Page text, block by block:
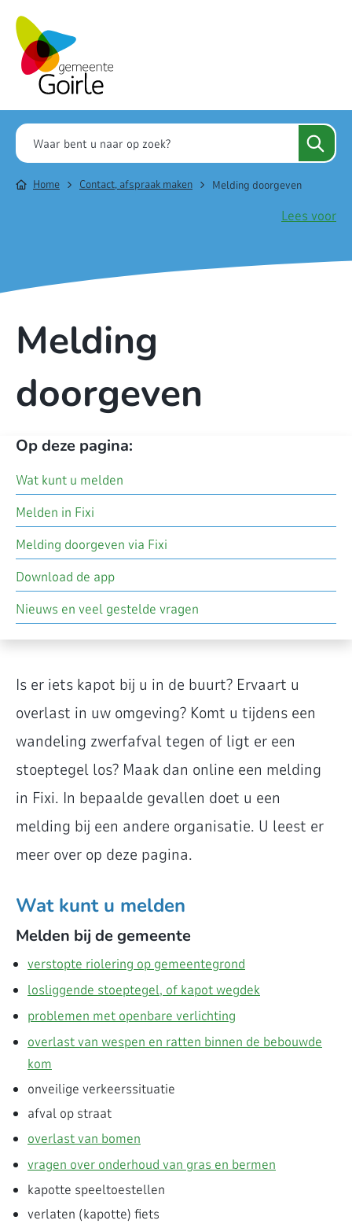
Home Contact, afspraak maken Melding doorgeven
Lees voor
Melding
doorgeven
Is er iets kapot bij u in de buurt? Ervaart u
overlast in uw omgeving? Komt u tijdens een
wandeling zwerfafval tegen of ligt er een
stoeptegel los? Maak dan online een melding
in Fixi. In bepaalde gevallen doet u een
melding bij een andere organisatie. U leest er
meer over op deze pagina.
Wat kunt u melden
Melden bij de gemeente
verstopte riolering op gemeentegrond
losliggende stoeptegel, of kapot wegdek
problemen met openbare verlichting
overlast van wespen en ratten binnen de bebouwde
kom
onveilige verkeerssituatie
afval op straat
overlast van bomen
vragen over onderhoud van gras en bermen
kapotte speeltoestellen
verlaten (kapotte) fiets
Op deze pagina:
Wat kunt u melden
Melden in Fixi
Melding doorgeven via Fixi
Download de app
Nieuws en veel gestelde vragen